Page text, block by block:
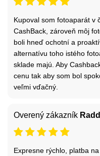
Kupoval som fotoaparát v
CashBack, zároveň môj
boli hneď ochotní a
alternatívu toho istého
sklade majú. Aby
cenu tak aby som bol
veľmi vďačný.
Overený zákazník
Expresne rýchlo, platba